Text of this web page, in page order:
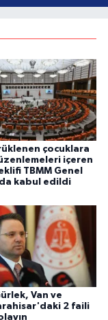
çocuklara
içeren
TBMM Genel
kabul edildi
Van ve
2 faili